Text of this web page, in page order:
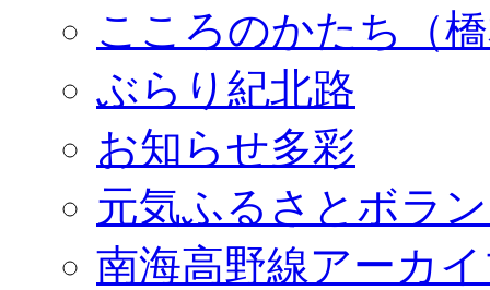
こころのかたち（
ぶらり紀北路
お知らせ多彩
元気ふるさとボラ
南海高野線アーカ